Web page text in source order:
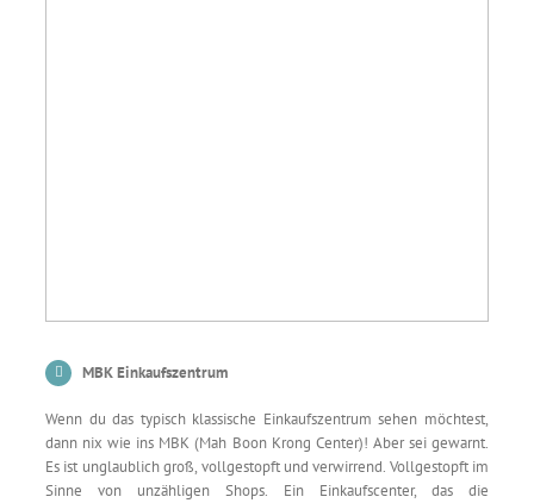
MBK Einkaufszentrum
Wenn du das typisch klassische Einkaufszentrum sehen möchtest,
dann nix wie ins MBK (Mah Boon Krong Center)! Aber sei gewarnt.
Es ist unglaublich groß, vollgestopft und verwirrend. Vollgestopft im
Sinne von unzähligen Shops. Ein Einkaufscenter, das die